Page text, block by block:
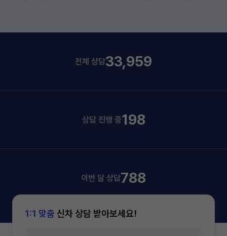
전체 상담33,959
상담 진행 중198
이번 달 상담788
1:1 맞춤 신차 상담 받아보세요!